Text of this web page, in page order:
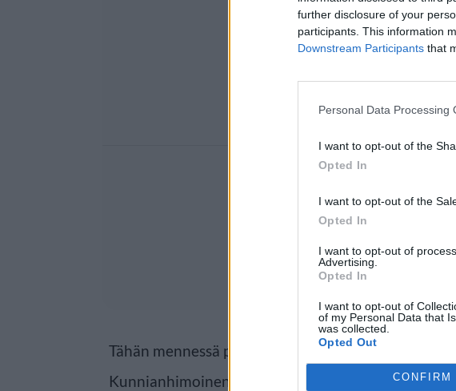
further disclosure of your
participants. This information
Downstream Participants that
Personal Data Processing
I want to opt-out of the
Opted In
I want to opt-out of the
Opted In
I want to opt-out of
Advertising.
Opted In
I want to opt-out of
of my Personal Data that
was collected.
Opted Out
CONFIRM
Tähän mennessä pojat ovat saaneet jo 60.000
Kunnianhimoinen yhtye uskoo menestyvänsä, ja